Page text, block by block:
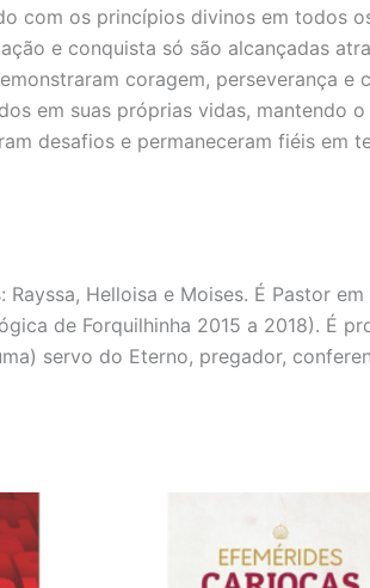
com os princípios divinos em todos
e conquista só são alcançadas
coragem, perseverança
em suas próprias vidas, mantendo
desafios e permaneceram fiéis em
Helloisa e Moises. É Pastor
de Forquilhinha 2015 a 2018). É
servo do Eterno, pregador,